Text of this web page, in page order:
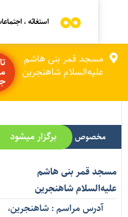
استغاثه ، اجتماعات
مسجد قمر بنی هاشم
علیه‌السلام شاهنجرین
جمعه 9
مخصوص بانوانبرگزار میشود
قمر بنی هاشم
شاهنجرین
آدرس مراسم : شاهنجرین،